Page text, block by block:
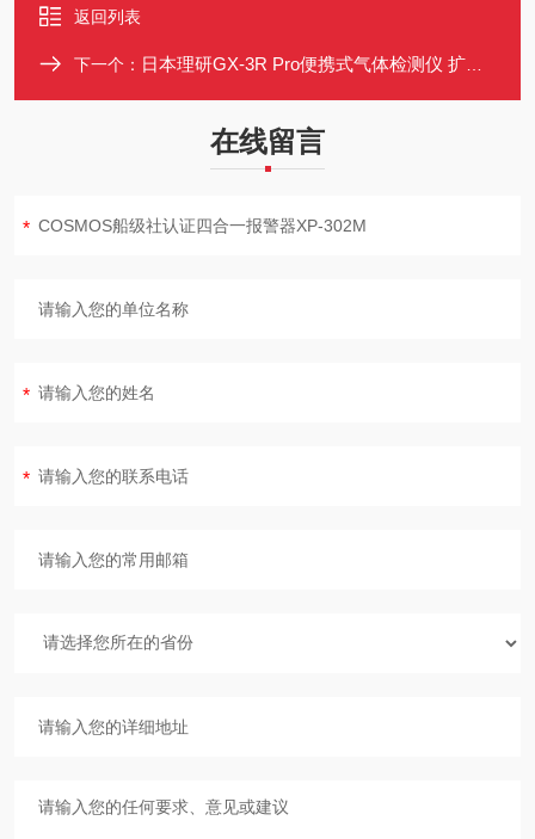
返回列表
下一个： 日本理研GX-3R Pro便携式气体检测仪 扩散式5组分气体测定仪
在线留言